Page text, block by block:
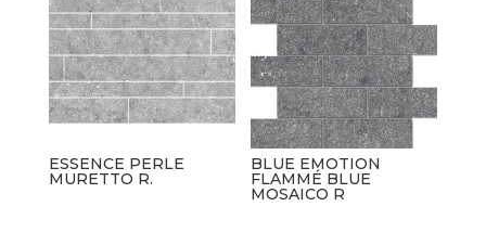
ESSENCE PERLE
MURETTO R.
BLUE EMOTION
FLAMMÉ BLUE
MOSAICO R